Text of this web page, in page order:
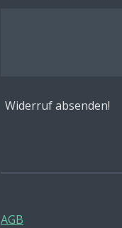
Widerruf absenden!
AGB